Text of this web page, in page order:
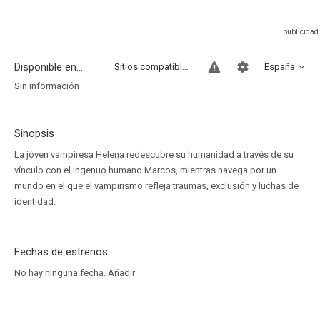
Disponible en... España
Sitios compatibles
Sin información
Sinopsis
La joven vampiresa Helena redescubre su humanidad a través de su
vínculo con el ingenuo humano Marcos, mientras navega por un
mundo en el que el vampirismo refleja traumas, exclusión y luchas de
identidad.
Fechas de estrenos
No hay ninguna fecha. Añadir